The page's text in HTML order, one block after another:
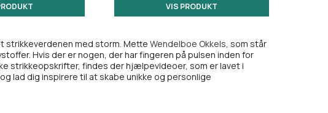
VIS PRODUKT
strikkeverdenen med storm. Mette Wendelboe Okkels, som står
Hvis der er nogen, der har fingeren på pulsen inden for
strikkeopskrifter, findes der hjælpevideoer, som er lavet i
lad dig inspirere til at skabe unikke og personlige